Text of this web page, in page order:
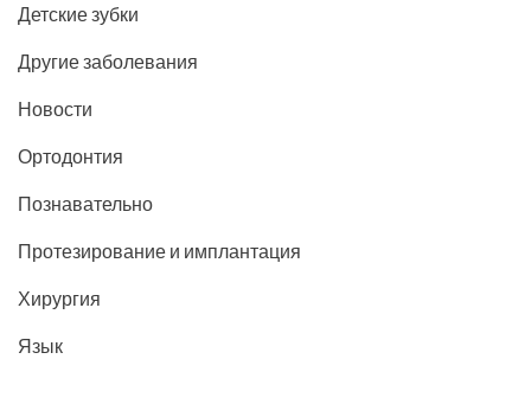
Детские зубки
Другие заболевания
Новости
Ортодонтия
Познавательно
Протезирование и имплантация
Хирургия
Язык